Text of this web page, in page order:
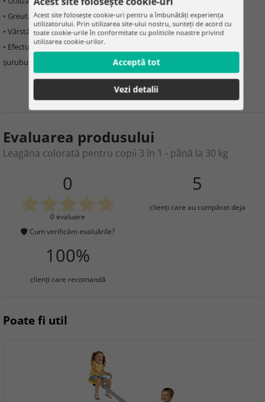
• Greutate maximă:30 kg
• Vârstă recomandată:6 luni – 6 ani
• Efectuați verificări și întreținere regulate, verificați strângerea
șuruburilor, starea lanțurilor, cordoanelor și elementelor de fixare
Evaluarea produsului
Leagăna colorată pentru copii 3 în 1 - până la 30 kg
0
0 evaluare
Cum verificăm evaluările?
5
clienţi care au cumpărat deja
100%
clienţi care recomandă
Poate fi util
Acest site folosește cookie-uri pentru a îmbunătăți experiența
utilizatorului. Prin utilizarea site-ului nostru, sunteți de acord cu
toate cookie-urile în conformitate cu politicile noastre privind
utilizarea cookie-urilor.
Acceptă tot
Vezi detalii